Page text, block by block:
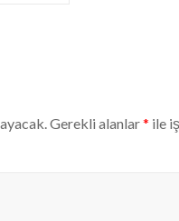
Gerekli alanlar* ile